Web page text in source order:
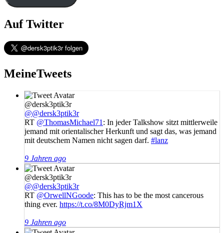
Auf Twitter
MeineTweets
@dersk3ptik3r
@@dersk3ptik3r
RT @ThomasMichael71 : In jeder Talkshow sitzt mittlerweile
jemand mit orientalischer Herkunft und sagt das, was jemand
mit deutschem Namen nicht sagen darf. #lanz
9 Jahren ago
@dersk3ptik3r
@@dersk3ptik3r
RT @OrwellNGoode: This has to be the most cancerous
thing ever. https://t.co/8M0DyRjm1X
9 Jahren ago